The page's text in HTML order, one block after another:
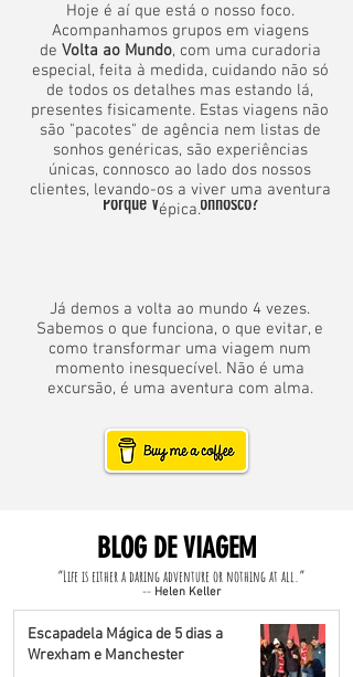
Porquê Viajar connosco?
Hoje é aí que está o nosso foco.
Acompanhamos grupos em viagens
de Volta ao Mundo​, com uma curadoria
especial, feita à medida, cuidando não só
de todos os detalhes mas estando lá,
presentes fisicamente. Estas viagens não
são "pacotes" de agência nem listas de
sonhos genéricas, são experiências
únicas, connosco ao lado dos nossos
clientes, levando-os a viver uma aventura
épica.
​Já demos a volta ao mundo 4 vezes.
Sabemos o que funciona, o que evitar, e
como transformar uma viagem num
momento inesquecível. Não é uma
excursão, é uma aventura com alma.
BLOG DE VIAGEM
“Life is either a daring adventure or nothing at all.”
-- Helen Keller
Escapadela Mágica de 5 dias a
Wrexham e Manchester